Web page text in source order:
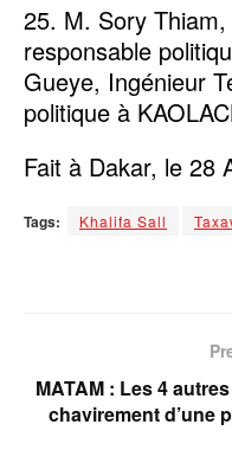
25. M. Sory
responsable
Gueye, Ingénieur
politique à
Fait à Dakar, le 28
Tags: Khalifa Sall
MATAM : Les 4
chavirement d’une